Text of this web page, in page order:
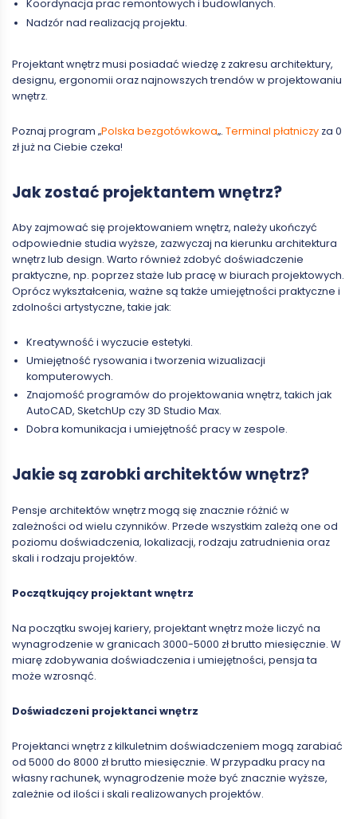
Koordynacja prac remontowych i budowlanych.
Nadzór nad realizacją projektu.
Projektant wnętrz musi posiadać wiedzę z zakresu architektury,
designu, ergonomii oraz najnowszych trendów w projektowaniu
wnętrz.
Poznaj program „Polska bezgotówkowa„. Terminal płatniczy za 0
zł już na Ciebie czeka!
Jak zostać projektantem wnętrz?
Aby zajmować się projektowaniem wnętrz, należy ukończyć
odpowiednie studia wyższe, zazwyczaj na kierunku architektura
wnętrz lub design. Warto również zdobyć doświadczenie
praktyczne, np. poprzez staże lub pracę w biurach projektowych.
Oprócz wykształcenia, ważne są także umiejętności praktyczne i
zdolności artystyczne, takie jak:
Kreatywność i wyczucie estetyki.
Umiejętność rysowania i tworzenia wizualizacji
komputerowych.
Znajomość programów do projektowania wnętrz, takich jak
AutoCAD, SketchUp czy 3D Studio Max.
Dobra komunikacja i umiejętność pracy w zespole.
Jakie są zarobki architektów wnętrz?
Pensje architektów wnętrz mogą się znacznie różnić w
zależności od wielu czynników. Przede wszystkim zależą one od
poziomu doświadczenia, lokalizacji, rodzaju zatrudnienia oraz
skali i rodzaju projektów.
Początkujący projektant wnętrz
Na początku swojej kariery, projektant wnętrz może liczyć na
wynagrodzenie w granicach 3000-5000 zł brutto miesięcznie. W
miarę zdobywania doświadczenia i umiejętności, pensja ta
może wzrosnąć.
Doświadczeni projektanci wnętrz
Projektanci wnętrz z kilkuletnim doświadczeniem mogą zarabiać
od 5000 do 8000 zł brutto miesięcznie. W przypadku pracy na
własny rachunek, wynagrodzenie może być znacznie wyższe,
zależnie od ilości i skali realizowanych projektów.